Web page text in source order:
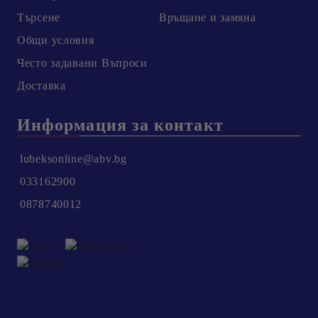
Търсене
Общи условия
Честo задавани Въпроси
Доставка
Връщане и замяна
Информация за контакт
lubeksonline@abv.bg
033162900
0878740012